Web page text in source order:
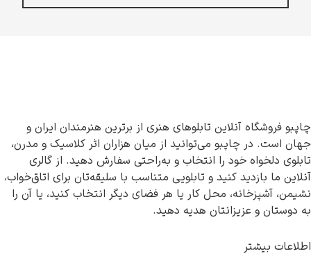
چاپبو فروشگاه آنلاین تابلوهای هنری از برترین هنرمندان ایران و
جهان است. در چاپبو می‌توانید از میان هزاران اثر کلاسیک و مدرن،
تابلوی دلخواه خود را انتخاب و به‌راحتی سفارش دهید. از گالری
آنلاین ما بازدید کنید و تابلویی متناسب با سلیقه‌تان برای اتاق‌خواب،
نشیمن، آشپزخانه، محل کار یا هر فضای دیگر انتخاب کنید، یا آن را
به دوستان و عزیزانتان هدیه دهید.
اطلاعات بیشتر